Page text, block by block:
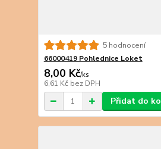
5 hodnocení
66000419 Pohlednice Loket
8,00 Kč/ks
6,61 Kč bez DPH
Přidat do